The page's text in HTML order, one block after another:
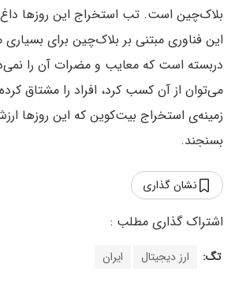
بلاک‌چین است. تب استخراج این روزها
این فناوری مبتنی بر بلاک‌چین برای بسیاری
دربسته است که معایب و مضرات آن را
می‌توان از آن کسب کرد، افراد را مشتاق
زمینه‌ی استخراج بیت‌کوین که این روزها
بسنجند.
نشان گذاری
تگ: ارز دیجیتال ایران